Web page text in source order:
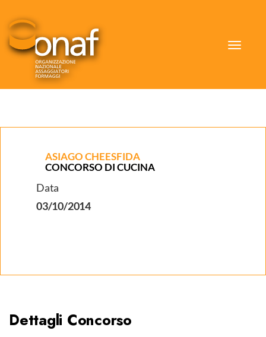
Toggle
ASIAGO CHEESFIDA
CONCORSO DI CUCINA
Data
03/10/2014
Dettagli Concorso